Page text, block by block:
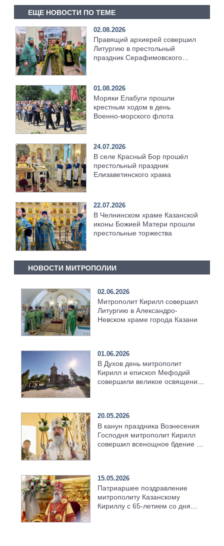
ЕЩЕ НОВОСТИ ПО ТЕМЕ
02.08.2026
Правящий архиерей совершил
Литургию в престольный
праздник Серафимовского
01.08.2026
Моряки Елабуги прошли
крестным ходом в день
Военно‑морского флота
24.07.2026
В селе Красный Бор прошёл
престольный праздник
Елизаветинского храма
22.07.2026
В Челнинском храме Казанской
иконы Божией Матери прошли
престольные торжества
НОВОСТИ МИТРОПОЛИИ
02.06.2026
Митрополит Кирилл совершил
Литургию в Александро-
Невском храме города Казани
01.06.2026
В Духов день митрополит
Кирилл и епископ Мефодий
совершили великое освящение
20.05.2026
В канун праздника Вознесения
Господня митрополит Кирилл
совершил всенощное бдение в
15.05.2026
Патриаршее поздравление
митрополиту Казанскому
Кириллу с 65-летием со дня